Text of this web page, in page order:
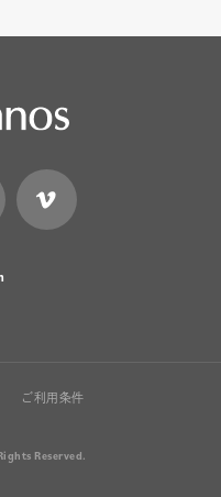
ご利用条件
Reserved.